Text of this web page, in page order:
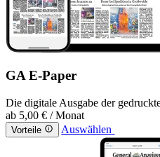
GA E-Paper
Die digitale Ausgabe der
ab 5,00 € / Monat
Vorteile Auswählen